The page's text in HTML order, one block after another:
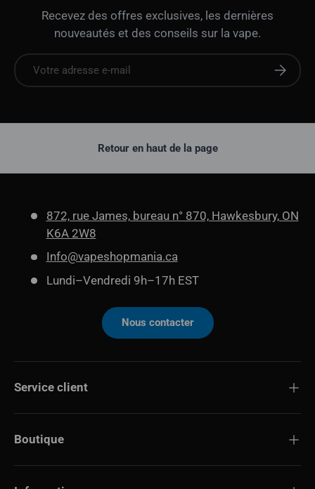
Recevez des offres exclusives, les dernières
nouveautés et des conseils sur la vape.
E-mail
Retour en haut de la page
872, rue James, bureau n° 870, Hawkesbury, ON
K6A 2W8
Info@vapeshopmania.ca
Lundi–Vendredi 9h–17h EST
Nous contacter
Service client
Boutique